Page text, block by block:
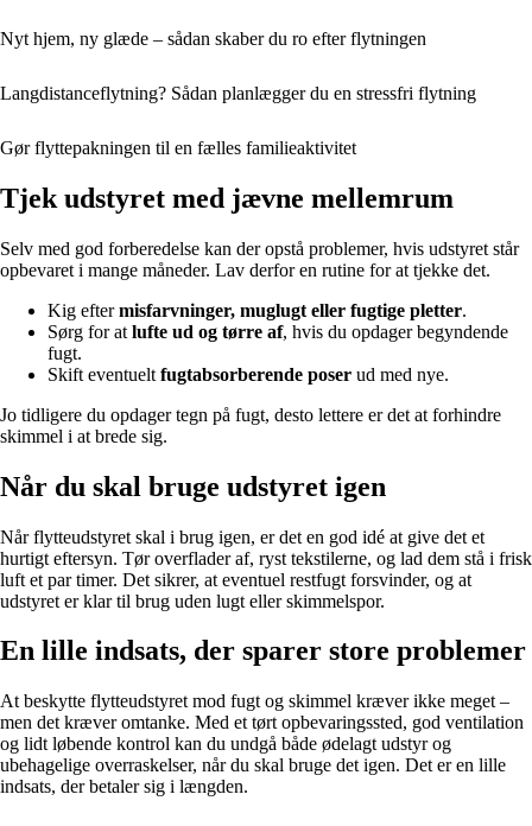
Nyt hjem, ny glæde – sådan skaber du ro efter flytningen
Langdistanceflytning? Sådan planlægger du en stressfri flytning
Gør flyttepakningen til en fælles familieaktivitet
Tjek udstyret med jævne mellemrum
Selv med god forberedelse kan der opstå problemer, hvis udstyret står
opbevaret i mange måneder. Lav derfor en rutine for at tjekke det.
Kig eftermisfarvninger, muglugt eller fugtige pletter.
Sørg for at lufte ud og tørre af, hvis du opdager begyndende
fugt.
Skift eventuelt fugtabsorberende poser ud med nye.
Jo tidligere du opdager tegn på fugt, desto lettere er det at forhindre
skimmel i at brede sig.
Når du skal bruge udstyret igen
Når flytteudstyret skal i brug igen, er det en god idé at give det et
hurtigt eftersyn. Tør overflader af, ryst tekstilerne, og lad dem stå i frisk
luft et par timer. Det sikrer, at eventuel restfugt forsvinder, og at
udstyret er klar til brug uden lugt eller skimmelspor.
En lille indsats, der sparer store problemer
At beskytte flytteudstyret mod fugt og skimmel kræver ikke meget –
men det kræver omtanke. Med et tørt opbevaringssted, god ventilation
og lidt løbende kontrol kan du undgå både ødelagt udstyr og
ubehagelige overraskelser, når du skal bruge det igen. Det er en lille
indsats, der betaler sig i længden.